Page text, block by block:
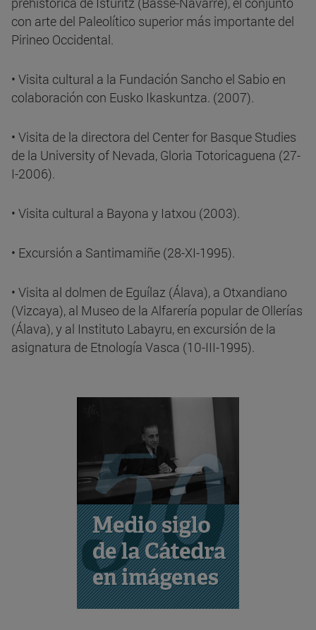
con arte del Paleolítico superior más importante del
Pirineo Occidental.
• Visita cultural a la Fundación Sancho el Sabio en
colaboración con Eusko Ikaskuntza. (2007).
• Visita de la directora del Center for Basque Studies
de la University of Nevada, Gloria Totoricaguena (27-
I-2006).
• Visita cultural a Bayona y Iatxou (2003).
• Excursión a Santimamiñe (28-XI-1995).
• Visita al dolmen de Eguílaz (Álava), a Otxandiano
(Vizcaya), al Museo de la Alfarería popular de Ollerías
(Álava), y al Instituto Labayru, en excursión de la
asignatura de Etnología Vasca (10-III-1995).